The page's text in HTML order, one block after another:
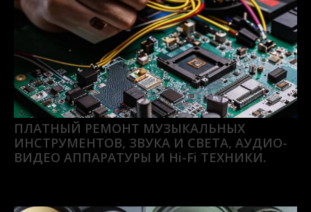
ПЛАТНЫЙ РЕМОНТ МУЗЫКАЛЬНЫХ
ИНСТРУМЕНТОВ, ЗВУКА И СВЕТА, АУДИО-
ВИДЕО АППАРАТУРЫ И Hi-Fi ТЕХНИКИ.